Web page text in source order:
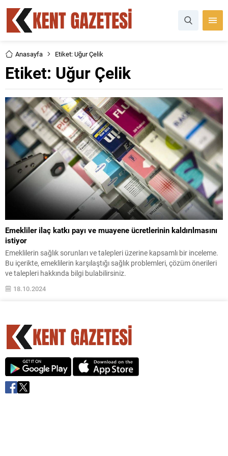
Anasayfa Etiket: Uğur Çelik
Etiket: Uğur Çelik
Emekliler ilaç katkı payı ve muayene ücretlerinin kaldırılmasını
istiyor
Emeklilerin sağlık sorunları ve talepleri üzerine kapsamlı bir inceleme.
Bu içerikte, emeklilerin karşılaştığı sağlık problemleri, çözüm önerileri
ve talepleri hakkında bilgi bulabilirsiniz.
18.10.2024